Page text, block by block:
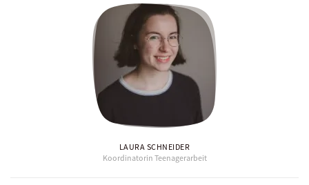
LAURA SCHNEIDER
Koordinatorin Teenagerarbeit